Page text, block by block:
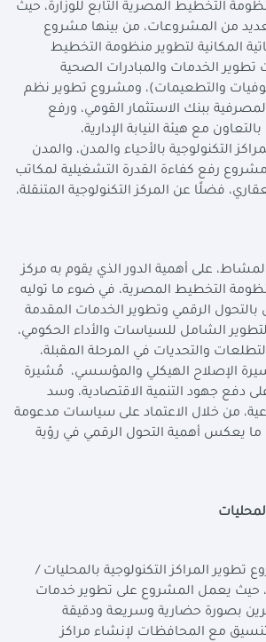
التخطيط المصرية التابع للوزارة، حيث
من المشروعات، من بينها مشروع
المكانية لتطوير منظومة التخطيط
الخدمات والمبادرات الصحية
والتطعيمات)، ومشروع تطوير نظم
ببنك الاستثمار القومي، ورفع
مع هيئة النيابة الإدارية،
التكنولوجية بالأحياء والمدن، والمدن
مشروع رفع كفاءة القدرة التشغيلية لمكاتب
فضلًا عن المركز التكنولوجية المتنقلة،
المشاط، على أهمية الدور الذي يقوم به مركز
التخطيط المصرية، في ضوء ما توليه
بالتحول الرقمي وتطوير الخدمات المقدمة
الشامل للسياسات والأداء الحكومي،
والتحديات في المرحلة المقبلة،
الإصلاح الهيكلي والمؤسسي، مُشيرة
دفع جهود التنمية الاقتصادية، وسد
من خلال الاعتماد على سياسات مدعومة
ما يعكس أهمية التحول الرقمي في رؤية
تطوير المراكز التكنولوجية بالمحليات /
حيث يعمل المشروع على تطوير خدمات
بصورة حضارية وسريعة ودقيقة
مع المحافظات لإنشاء مراكز